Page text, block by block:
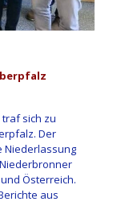
sich zu
Der
Niederlassung
Österreich.
aus